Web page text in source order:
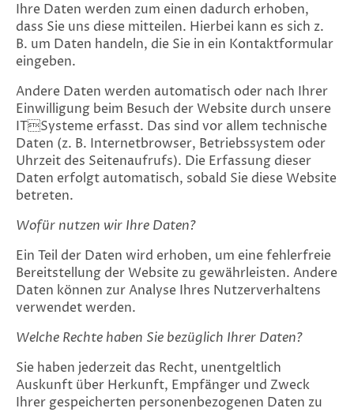
Ihre Daten werden zum einen dadurch erhoben,
dass Sie uns diese mitteilen. Hierbei kann es sich z.
B. um Daten handeln, die Sie in ein Kontaktformular
eingeben.
Andere Daten werden automatisch oder nach Ihrer
Einwilligung beim Besuch der Website durch unsere
ITSysteme erfasst. Das sind vor allem technische
Daten (z. B. Internetbrowser, Betriebssystem oder
Uhrzeit des Seitenaufrufs). Die Erfassung dieser
Daten erfolgt automatisch, sobald Sie diese Website
betreten.
Wofür nutzen wir Ihre Daten?
Ein Teil der Daten wird erhoben, um eine fehlerfreie
Bereitstellung der Website zu gewährleisten. Andere
Daten können zur Analyse Ihres Nutzerverhaltens
verwendet werden.
Welche Rechte haben Sie bezüglich Ihrer Daten?
Sie haben jederzeit das Recht, unentgeltlich
Auskunft über Herkunft, Empfänger und Zweck
Ihrer gespeicherten personenbezogenen Daten zu